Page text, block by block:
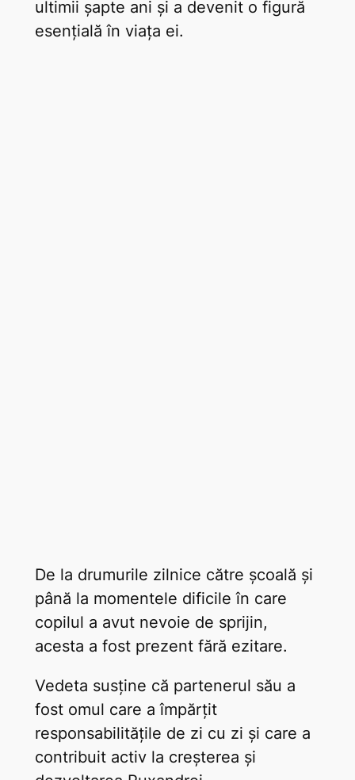
ultimii șapte ani și a devenit o figură
esențială în viața ei.
De la drumurile zilnice către școală și
până la momentele dificile în care
copilul a avut nevoie de sprijin,
acesta a fost prezent fără ezitare.
Vedeta susține că partenerul său a
fost omul care a împărțit
responsabilitățile de zi cu zi și care a
contribuit activ la creșterea și